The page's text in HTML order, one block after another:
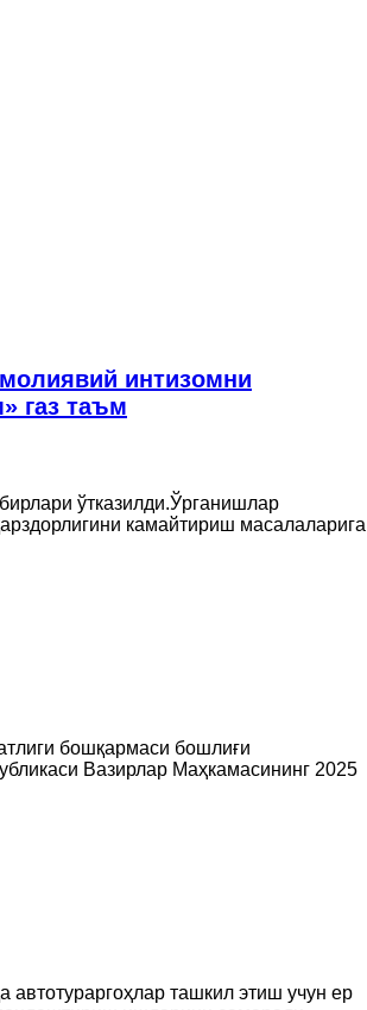
интизомни
газ таъм
ўтказилди.Ўрганишлар
камайтириш масалаларига
бошқармаси бошлиғи
Вазирлар Маҳкамасининг 2025
автотураргоҳлар ташкил этиш учун ер